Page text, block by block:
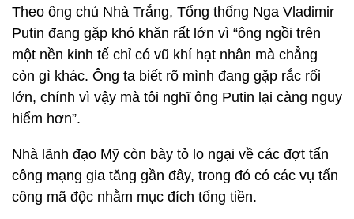
Theo ông chủ Nhà Trắng, Tổng thống Nga Vladimir
Putin đang gặp khó khăn rất lớn vì “ông ngồi trên
một nền kinh tế chỉ có vũ khí hạt nhân mà chẳng
còn gì khác. Ông ta biết rõ mình đang gặp rắc rối
lớn, chính vì vậy mà tôi nghĩ ông Putin lại càng nguy
hiểm hơn”.
Nhà lãnh đạo Mỹ còn bày tỏ lo ngại về các đợt tấn
công mạng gia tăng gần đây, trong đó có các vụ tấn
công mã độc nhằm mục đích tống tiền.